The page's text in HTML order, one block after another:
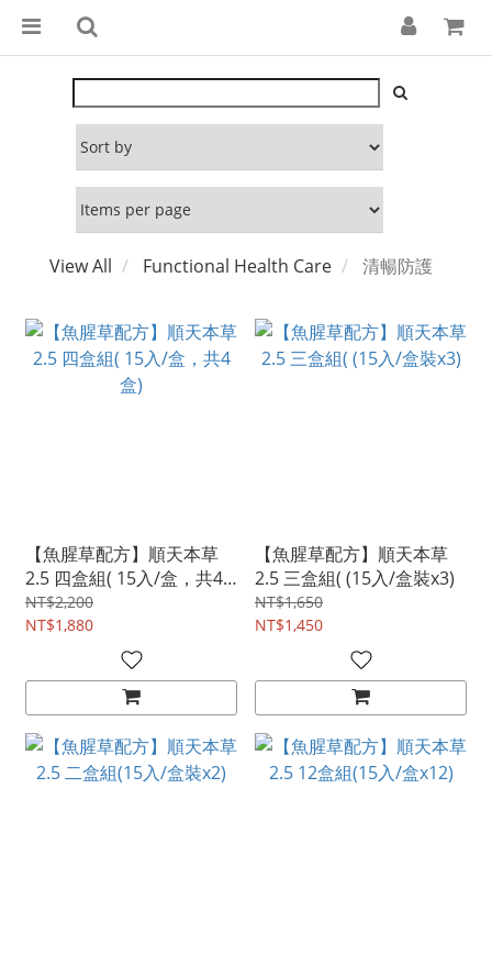
View All Functional Health Care 清暢防護
【魚腥草配方】順天本草
2.5 四盒組( 15入/盒，共4
盒)
NT$2,200
NT$1,880
【魚腥草配方】順天本草
2.5 三盒組( (15入/盒裝x3)
NT$1,650
NT$1,450